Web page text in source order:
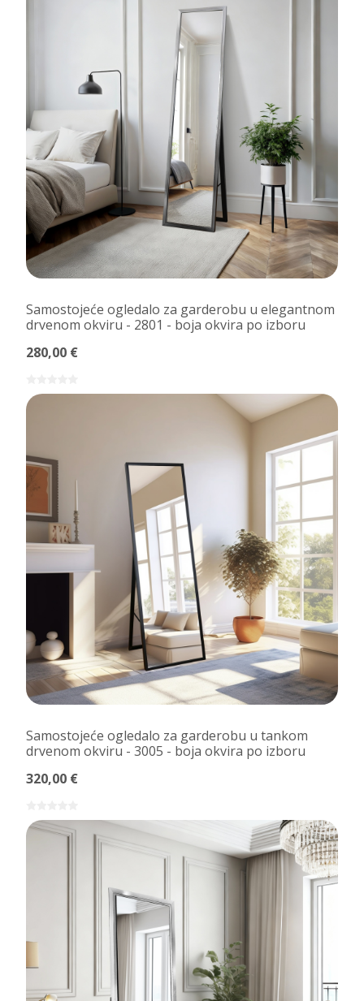
Samostojeće ogledalo za garderobu u elegantnom
drvenom okviru - 2801 - boja okvira po izboru
280,00 €
Samostojeće ogledalo za garderobu u tankom
drvenom okviru - 3005 - boja okvira po izboru
320,00 €